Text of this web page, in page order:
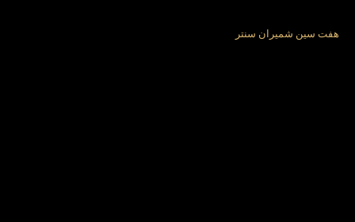
هفت سین شمیران سنتر